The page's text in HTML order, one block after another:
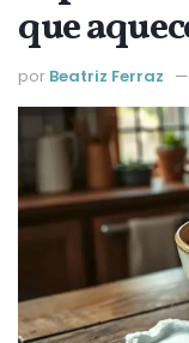
que
frios
por Beatriz Ferraz